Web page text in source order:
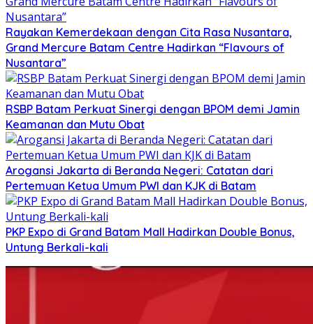
Rayakan Kemerdekaan dengan Cita Rasa Nusantara,
Grand Mercure Batam Centre Hadirkan “Flavours of
Nusantara”
RSBP Batam Perkuat Sinergi dengan BPOM demi Jamin
Keamanan dan Mutu Obat
Arogansi Jakarta di Beranda Negeri: Catatan dari
Pertemuan Ketua Umum PWI dan KJK di Batam
PKP Expo di Grand Batam Mall Hadirkan Double Bonus,
Untung Berkali-kali